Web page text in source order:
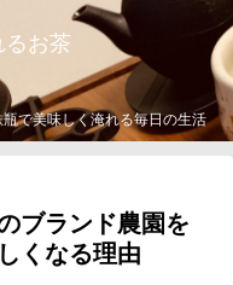
お茶
で美味しく淹れる毎日の生活
ブランド農園を
くなる理由